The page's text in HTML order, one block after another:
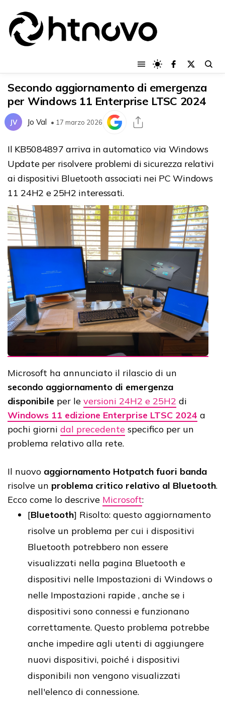
Secondo aggiornamento di emergenza
per Windows 11 Enterprise LTSC 2024
JV Jo Val • 17 marzo 2026
Il KB5084897 arriva in automatico via Windows
Update per risolvere problemi di sicurezza relativi
ai dispositivi Bluetooth associati nei PC Windows
11 24H2 e 25H2 interessati.
Microsoft ha annunciato il rilascio di un
secondo aggiornamento di emergenza
disponibile per le versioni 24H2 e 25H2 di
Windows 11 edizione Enterprise LTSC 2024 a
pochi giorni dal precedente specifico per un
problema relativo alla rete.
Il nuovo aggiornamento Hotpatch fuori banda
risolve un problema critico relativo al Bluetooth.
Ecco come lo descrive Microsoft:
[Bluetooth] Risolto: questo aggiornamento
risolve un problema per cui i dispositivi
Bluetooth potrebbero non essere
visualizzati nella pagina Bluetooth e
dispositivi nelle Impostazioni di Windows o
nelle Impostazioni rapide , anche se i
dispositivi sono connessi e funzionano
correttamente. Questo problema potrebbe
anche impedire agli utenti di aggiungere
nuovi dispositivi, poiché i dispositivi
disponibili non vengono visualizzati
nell'elenco di connessione.